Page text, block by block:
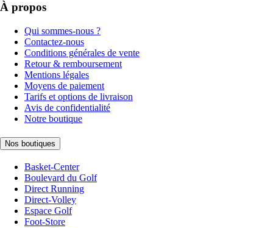
À propos
Qui sommes-nous ?
Contactez-nous
Conditions générales de vente
Retour & remboursement
Mentions légales
Moyens de paiement
Tarifs et options de livraison
Avis de confidentialité
Notre boutique
Nos boutiques
Basket-Center
Boulevard du Golf
Direct Running
Direct-Volley
Espace Golf
Foot-Store